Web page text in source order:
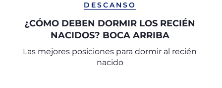
DESCANSO
¿CÓMO DEBEN DORMIR LOS RECIÉN
NACIDOS? BOCA ARRIBA
Las mejores posiciones para dormir al recién
nacido